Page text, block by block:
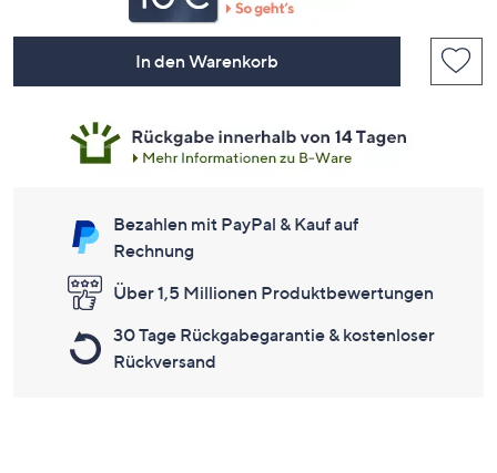
In den Warenkorb
Bezahlen mit PayPal & Kauf auf
Rechnung
Über 1,5 Millionen Produktbewertungen
30 Tage Rückgabegarantie & kostenloser
Rückversand